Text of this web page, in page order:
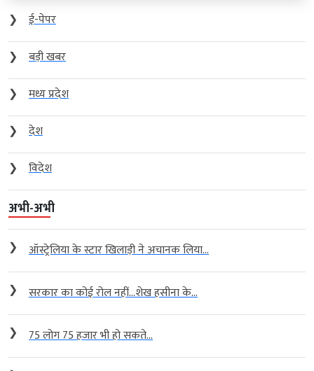
❯
ई-पेपर
❯
बड़ी खबर
❯
मध्य प्रदेश
❯
देश
❯
विदेश
अभी-अभी
❯ ऑस्ट्रेलिया के स्टार खिलाड़ी ने अचानक लिया...
❯ सरकार का कोई रोल नहीं…शेख हसीना के...
❯ 75 लोग 75 हजार भी हो सकते...